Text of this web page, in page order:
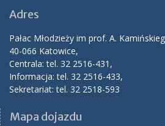
Adres
Pałac Młodzieży im prof. A.
40-066 Katowice,
Centrala: tel. 32 2516-431,
Informacja: tel. 32 2516-433,
Sekretariat: tel. 32 2518-593
Mapa dojazdu